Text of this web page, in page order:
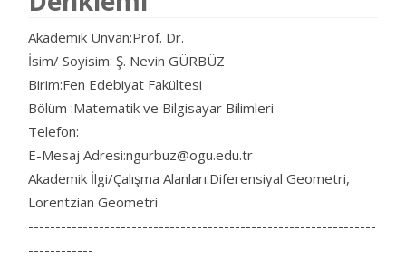
Akademik Unvan:Prof. Dr.
İsim/ Soyisim: Ş. Nevin GÜRBÜZ
Birim:Fen Edebiyat Fakültesi
Bölüm :Matematik ve Bilgisayar Bilimleri
Telefon:
E-Mesaj Adresi:ngurbuz@ogu.edu.tr
Akademik İlgi/Çalışma Alanları:Diferensiyal Geometri,
Lorentzian Geometri
----------------------------------------------------------------
------------